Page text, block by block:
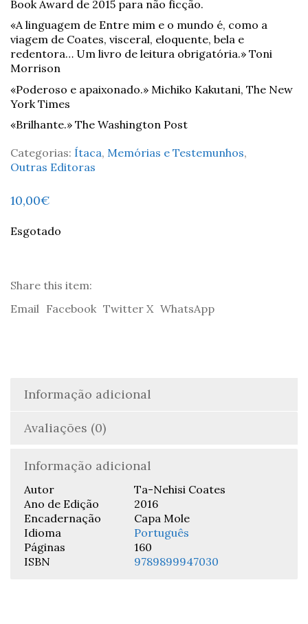
Book Award de 2015 para não ficção.
«A linguagem de Entre mim e o mundo é, como a
viagem de Coates, visceral, eloquente, bela e
redentora… Um livro de leitura obrigatória.» Toni
Morrison
«Poderoso e apaixonado.» Michiko Kakutani, The New
York Times
«Brilhante.» The Washington Post
Categorias: Ítaca, Memórias e Testemunhos,
Outras Editoras
10,00€
Esgotado
Share this item:
Email Facebook Twitter X WhatsApp
Informação adicional
Avaliações (0)
Informação adicional
Autor
Ta-Nehisi Coates
Ano de Edição
2016
Encadernação
Capa Mole
Idioma
Português
Páginas
160
ISBN
9789899947030